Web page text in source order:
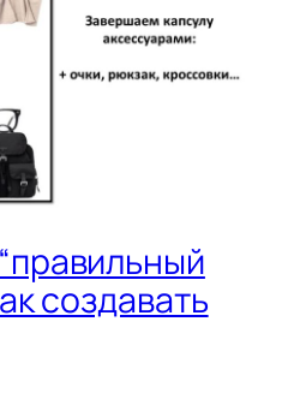
создавать